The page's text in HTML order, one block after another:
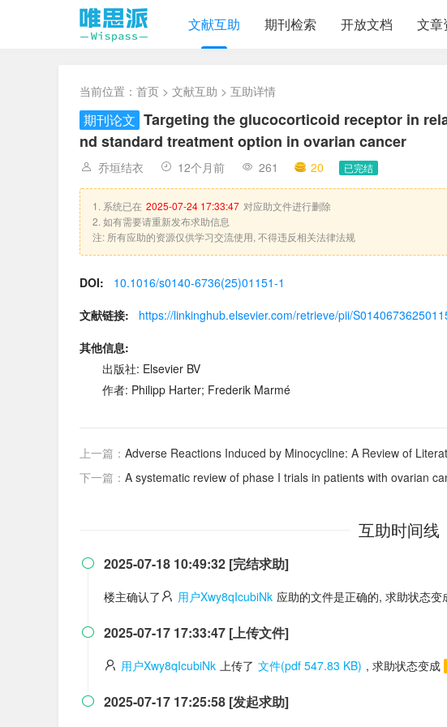
文献互助 期刊检索 开放文档 文章
当前位置： 首页 > 文献互助 > 互助详情
期刊论文 Targeting the glucocorticoid receptor in
nd standard treatment option in ovarian cancer
乔垣结衣 12个月前 261 20 已完结
1. 系统已在 2025-07-24 17:33:47 对应助文件进行删除
2. 如有需要请重新发布求助信息
注: 所有应助的资源仅供学习交流使用, 不得违反相关法律法规
DOI:
10.1016/s0140-6736(25)01151-1
文献链接:
https://linkinghub.elsevier.com/retrieve/pii/
其他信息:
出版社: Elsevier BV
作者: Philipp Harter; Frederik Marmé
上一篇： Adverse Reactions Induced by Minocycline: A Review of
下一篇： A systematic review of phase I trials in patients with ovarian
互助时间线
 2025-07-18 10:49:32 [完结求助]
楼主确认了 用户Xwy8qIcubiNk 应助的文件是正确的, 求助状态变
 2025-07-17 17:33:47 [上传文件]
用户Xwy8qIcubiNk 上传了 文件(pdf 547.83 KB) , 求助状态变成
 2025-07-17 17:25:58 [发起求助]